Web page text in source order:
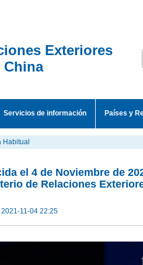
Exteriores
China
Servicios de información Países y
Habitual
el 4 de Noviembre de
de Relaciones
2021-11-04 22:25